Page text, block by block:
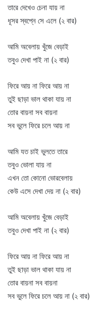
তারে দেখেও চেনা যায় না
ধূসর স্বপ্নে সে এলে (২ বার)
আমি অবেলায় খুঁজে বেড়াই
তবুও দেখা পাই না (২ বার)
ফিরে আয় না ফিরে আয় না
তুই ছাড়া ভাল থাকা যায় না
তোর বায়না সব বায়না
সব ভুলে ফিরে চলে আয় না
আমি যত চাই ভুলতে তারে
তবুও ভোলা যায় না
এখন তো কোনো ভোরবেলায়
কেউ এসে দেখা দেয় না (২ বার)
আমি অবেলায় খুঁজে বেড়াই
তবুও দেখা পাই না (২ বার)
ফিরে আয় না ফিরে আয় না
তুই ছাড়া ভাল থাকা যায় না
তোর বায়না সব বায়না
সব ভুলে ফিরে চলে আয় না (২ বার)